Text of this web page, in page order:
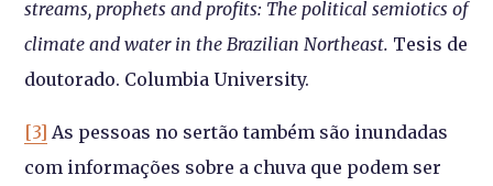
streams, prophets and profits: The political semiotics of
climate and water in the Brazilian Northeast. Tesis de
doutorado. Columbia University.
[3] As pessoas no sertão também são inundadas
com informações sobre a chuva que podem ser